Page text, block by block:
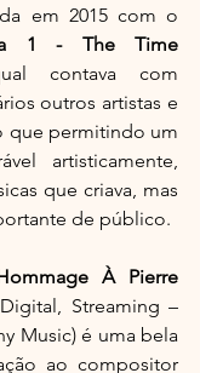
em 2015 com o
1 - The Time
contava com
outros artistas e
que permitindo um
artisticamente,
que criava, mas
de público.
À Pierre
Streaming –
Music) é uma bela